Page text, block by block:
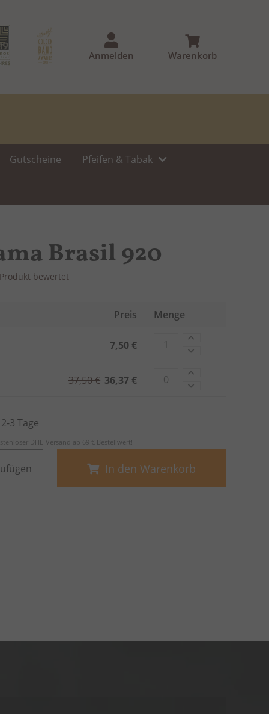
Warenkorb
Anmelden
Gutscheine Pfeifen & Tabak
Brasil 920
bewertet
Preis Menge
7,50 €
36,37 €
37,50 €
3 Tage
DHL-Versand ab 69 € Bestellwert!
In den Warenkorb